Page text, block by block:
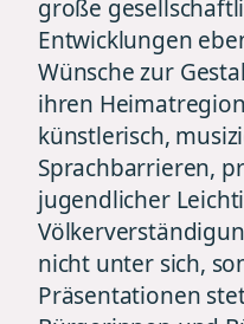
große
Entwicklungen
Wünsche zur
ihren
künstlerisch,
Sprachbarrieren,
jugendlicher
nicht unter sich,
Präsentationen